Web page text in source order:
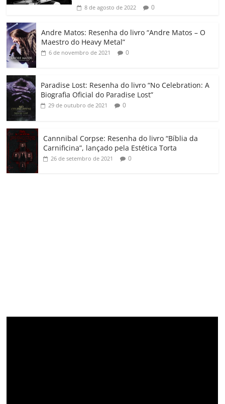
ro
o
8 de agosto de 2022 0
Andre Matos: Resenha do livro “Andre Matos – O
Maestro do Heavy Metal”
6 de novembro de 2021 0
Paradise Lost: Resenha do livro “No Celebration: A
Biografia Oficial do Paradise Lost”
29 de outubro de 2021 0
Cannnibal Corpse: Resenha do livro “Bíblia da
Carnificina”, lançado pela Estética Torta
26 de setembro de 2021 0